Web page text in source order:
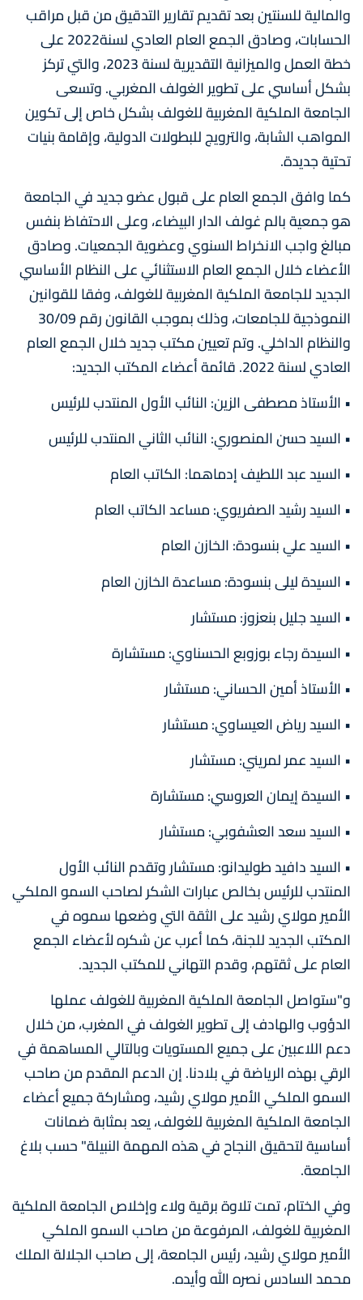
والمالية للسنتين بعد تقديم تقارير التدقيق من قبل مراقب
الحسابات، وصادق الجمع العام العادي لسنة2022 على
خطة العمل والميزانية التقديرية لسنة 2023، والتي تركز
بشكل أساسي على تطوير الغولف المغربي. وتسعى
الجامعة الملكية المغربية للغولف بشكل خاص إلى تكوين
المواهب الشابة، والترويج للبطولات الدولية، وإقامة بنيات
تحتية جديدة.
كما وافق الجمع العام على قبول عضو جديد في الجامعة
هو جمعية بالم غولف الدار البيضاء، وعلى الاحتفاظ بنفس
مبالغ واجب الانخراط السنوي وعضوية الجمعيات. وصادق
الأعضاء خلال الجمع العام الاستثنائي على النظام الأساسي
الجديد للجامعة الملكية المغربية للغولف، وفقا للقوانين
النموذجية للجامعات، وذلك بموجب القانون رقم 30/09
والنظام الداخلي. وتم تعيين مكتب جديد خلال الجمع العام
العادي لسنة 2022. قائمة أعضاء المكتب الجديد:
• الأستاذ مصطفى الزين: النائب الأول المنتدب للرئيس
• السيد حسن المنصوري: النائب الثاني المنتدب للرئيس
• السيد عبد اللطيف إدماهما: الكاتب العام
• السيد رشيد الصفريوي: مساعد الكاتب العام
• السيد علي بنسودة: الخازن العام
• السيدة ليلى بنسودة: مساعدة الخازن العام
• السيد جليل بنعزوز: مستشار
• السيدة رجاء بوزوبع الحسناوي: مستشارة
• الأستاذ أمين الحساني: مستشار
• السيد رياض العيساوي: مستشار
• السيد عمر لمريني: مستشار
• السيدة إيمان العروسي: مستشارة
• السيد سعد العشفوبي: مستشار
• السيد دافيد طوليدانو: مستشار وتقدم النائب الأول
المنتدب للرئيس بخالص عبارات الشكر لصاحب السمو الملكي
الأمير مولاي رشيد على الثقة التي وضعها سموه في
المكتب الجديد للجنة، كما أعرب عن شكره لأعضاء الجمع
العام على ثقتهم، وقدم التهاني للمكتب الجديد.
و"ستواصل الجامعة الملكية المغربية للغولف عملها
الدؤوب والهادف إلى تطوير الغولف في المغرب، من خلال
دعم اللاعبين على جميع المستويات وبالتالي المساهمة في
الرقي بهذه الرياضة في بلادنا. إن الدعم المقدم من صاحب
السمو الملكي الأمير مولاي رشيد، ومشاركة جميع أعضاء
الجامعة الملكية المغربية للغولف، يعد بمثابة ضمانات
أساسية لتحقيق النجاح في هذه المهمة النبيلة" حسب بلاغ
الجامعة.
وفي الختام، تمت تلاوة برقية ولاء وإخلاص الجامعة الملكية
المغربية للغولف، المرفوعة من صاحب السمو الملكي
الأمير مولاي رشيد، رئيس الجامعة، إلى صاحب الجلالة الملك
محمد السادس نصره الله وأيده.